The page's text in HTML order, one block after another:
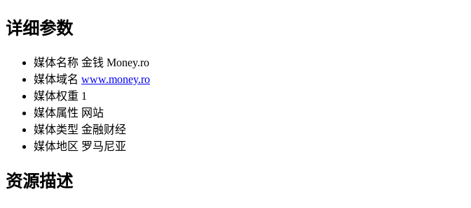
详细参数
媒体名称 金钱 Money.ro
媒体域名 www.money.ro
媒体权重 1
媒体属性 网站
媒体类型 金融财经
媒体地区 罗马尼亚
资源描述